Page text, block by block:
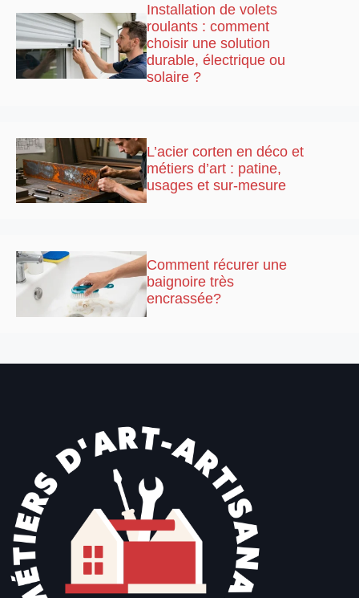
Installation de volets
roulants : comment
choisir une solution
durable, électrique ou
solaire ?
L’acier corten en déco et
métiers d’art : patine,
usages et sur-mesure
Comment récurer une
baignoire très
encrassée?